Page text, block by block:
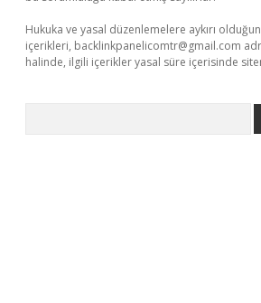
Hukuka ve yasal düzenlemelere aykırı
içerikleri, backlinkpanelicomtr@gmail.com
halinde, ilgili içerikler yasal süre içerisinde